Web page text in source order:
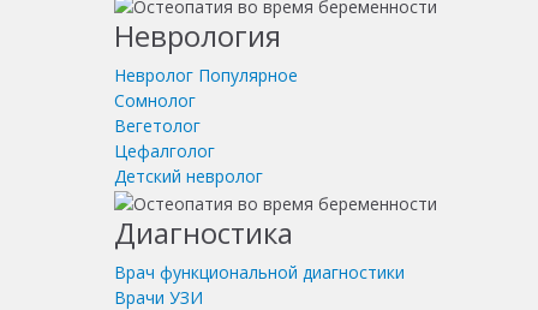
Неврология
Невролог Популярное
Сомнолог
Вегетолог
Цефалголог
Детский невролог
Диагностика
Врач функциональной диагностики
Врачи УЗИ